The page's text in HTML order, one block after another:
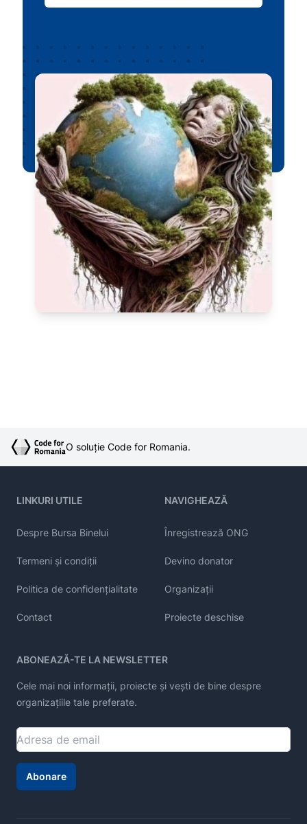
O soluție Code for Romania.
LINKURI UTILE
Despre Bursa Binelui
Termeni și condiții
Politica de confidențialitate
Contact
NAVIGHEAZĂ
Înregistrează ONG
Devino donator
Organizații
Proiecte deschise
ABONEAZĂ-TE LA NEWSLETTER
Cele mai noi informații, proiecte și vești de bine despre
organizațiile tale preferate.
Abonare